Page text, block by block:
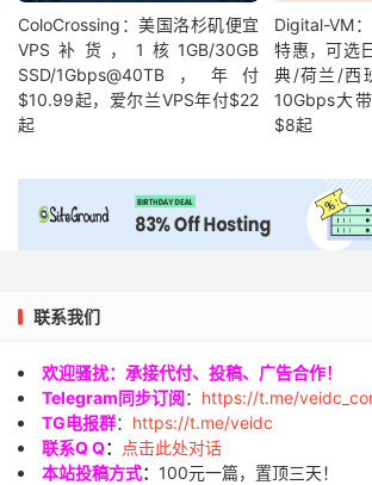
ColoCrossing：美国洛杉矶便宜
VPS补货，1核1GB/30GB
SSD/1Gbps@40TB，年付
$10.99起，爱尔兰VPS年付$22
起
Digital-VM
特惠，可选
典/荷兰/西
10Gbps大
$8起
联系我们
欢迎骚扰：承接代付、投稿、广告合作！
Telegram同步订阅： https://t.me/
TG电报群： https://t.me/veidc
联系Q Q：
点击此处对话
本站投稿方式： 100元一篇，置顶三天！